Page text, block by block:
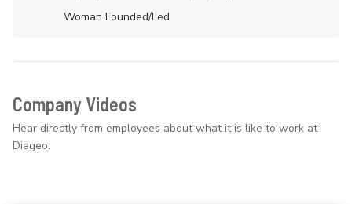
Woman Founded/led
Company Videos
Hear directly from employees about what it is like to work at
Diageo.